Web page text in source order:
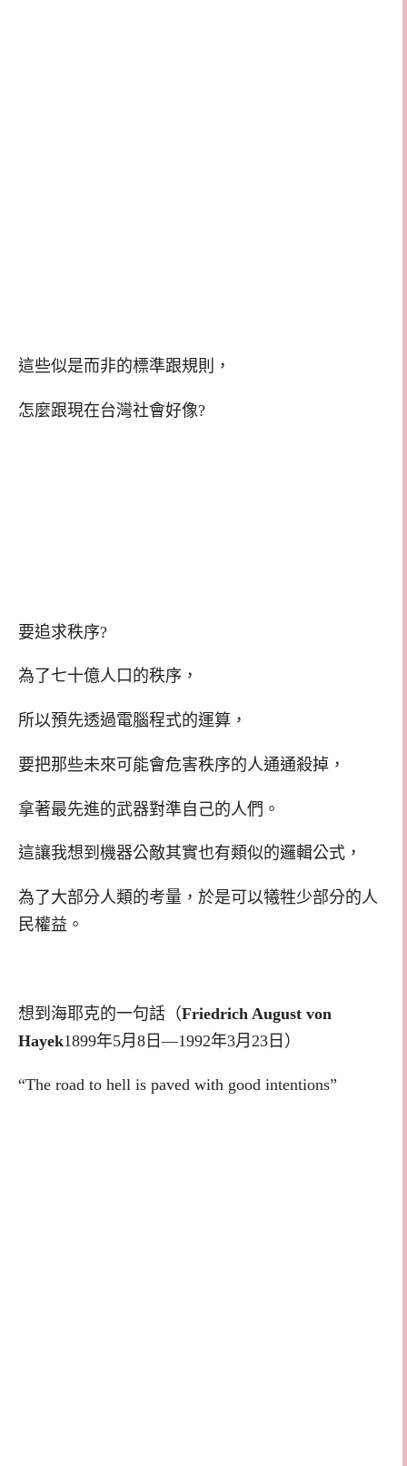
這些似是而非的標準跟規則，
怎麼跟現在台灣社會好像?
要追求秩序?
為了七十億人口的秩序，
所以預先透過電腦程式的運算，
要把那些未來可能會危害秩序的人通通殺掉，
拿著最先進的武器對準自己的人們。
這讓我想到機器公敵其實也有類似的邏輯公式，
為了大部分人類的考量，於是可以犧牲少部分的人
民權益。
想到海耶克的一句話（Friedrich August von
Hayek1899年5月8日—1992年3月23日）
“The road to hell is paved with good intentions”